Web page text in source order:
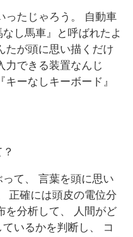
ったじゃろう。 自動車
し馬車』と呼ばれたよ
たが頭に思い描くだけ
力できる装置なんじ
ーなしキーボード』
って、 言葉を頭に思い
正確には頭皮の電位分
を分析して、 人間がど
いるかを判断し、 コ